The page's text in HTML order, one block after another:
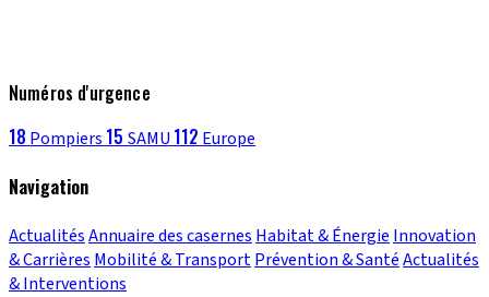
Numéros d'urgence
18 Pompiers 15 SAMU 112 Europe
Navigation
ActualitésAnnuaire des casernes Habitat & Énergie Innovation
& Carrières Mobilité & TransportPrévention & SantéActualités
& Interventions